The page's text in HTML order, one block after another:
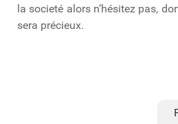
la societé alors n’hésitez pas,
sera précieux.